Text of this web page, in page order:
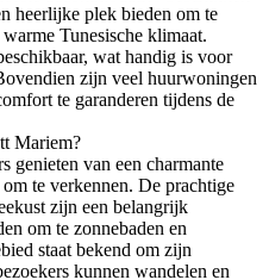
heerlijke plek bieden om te
Tunesische klimaat.
wat handig is voor
zijn veel huurwoningen
te garanderen tijdens de
Mariem?
genieten van een charmante
te verkennen. De prachtige
zijn een belangrijk
om te zonnebaden en
staat bekend om zijn
kunnen wandelen en